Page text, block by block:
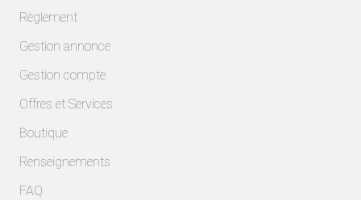
Règlement
Gestion annonce
Gestion compte
Offres et Services
Boutique
Renseignements
FAQ